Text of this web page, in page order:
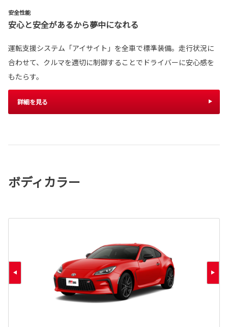
安全性能
安心と安全があるから夢中になれる
運転支援システム「アイサイト」を全車で標準装備。走行状況に
合わせて、クルマを適切に制御することでドライバーに安心感を
もたらす。
詳細を見る
ボディカラー